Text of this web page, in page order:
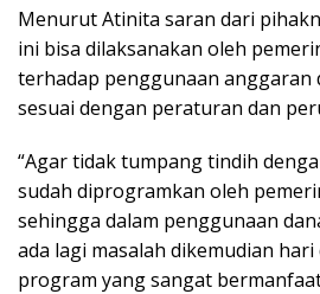
Menurut Atinita saran dari
ini bisa dilaksanakan oleh
terhadap penggunaan anggaran
sesuai dengan peraturan dan
“Agar tidak tumpang tindih
sudah diprogramkan oleh
sehingga dalam penggunaan
ada lagi masalah dikemudian
program yang sangat